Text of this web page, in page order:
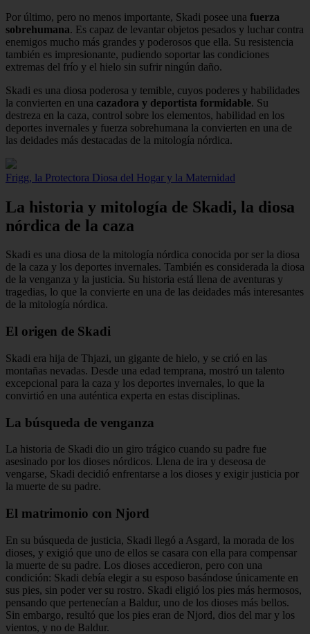
Por último, pero no menos importante, Skadi posee una fuerza
sobrehumana. Es capaz de levantar objetos pesados y luchar contra
enemigos mucho más grandes y poderosos que ella. Su resistencia
también es impresionante, pudiendo soportar las condiciones
extremas del frío y el hielo sin sufrir ningún daño.
Skadi es una diosa poderosa y temible, cuyos poderes y habilidades
la convierten en una cazadora y deportista formidable. Su
destreza en la caza, control sobre los elementos, habilidad en los
deportes invernales y fuerza sobrehumana la convierten en una de
las deidades más destacadas de la mitología nórdica.
Frigg, la Protectora Diosa del Hogar y la Maternidad
La historia y mitología de Skadi, la diosa
nórdica de la caza
Skadi es una diosa de la mitología nórdica conocida por ser la diosa
de la caza y los deportes invernales. También es considerada la diosa
de la venganza y la justicia. Su historia está llena de aventuras y
tragedias, lo que la convierte en una de las deidades más interesantes
de la mitología nórdica.
El origen de Skadi
Skadi era hija de Thjazi, un gigante de hielo, y se crió en las
montañas nevadas. Desde una edad temprana, mostró un talento
excepcional para la caza y los deportes invernales, lo que la
convirtió en una auténtica experta en estas disciplinas.
La búsqueda de venganza
La historia de Skadi dio un giro trágico cuando su padre fue
asesinado por los dioses nórdicos. Llena de ira y deseosa de
vengarse, Skadi decidió enfrentarse a los dioses y exigir justicia por
la muerte de su padre.
El matrimonio con Njord
En su búsqueda de justicia, Skadi llegó a Asgard, la morada de los
dioses, y exigió que uno de ellos se casara con ella para compensar
la muerte de su padre. Los dioses accedieron, pero con una
condición: Skadi debía elegir a su esposo basándose únicamente en
sus pies, sin poder ver su rostro. Skadi eligió los pies más hermosos,
pensando que pertenecían a Baldur, uno de los dioses más bellos.
Sin embargo, resultó que los pies eran de Njord, dios del mar y los
vientos, y no de Baldur.